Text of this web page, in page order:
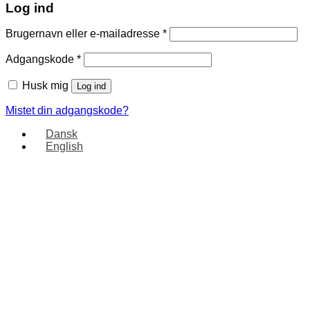
Log ind
Brugernavn eller e-mailadresse *
Adgangskode *
Husk mig Log ind
Mistet din adgangskode?
Dansk
English